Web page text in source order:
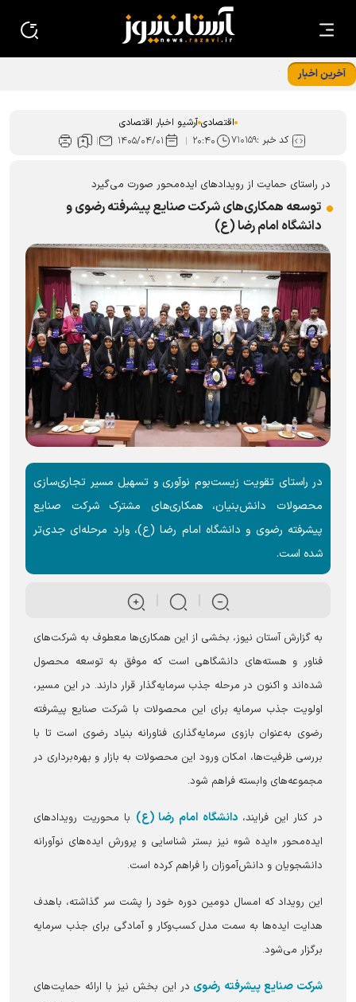
آخرین اخبار تجهیزات نوین خط تولید شرکت کمباین سازی ایران رونمایی شد
اقتصادی آرشیو اخبار اقتصادی
کد خبر :۷۱۰۱۵۹ ۲۰:۴۰ ۱۴۰۵/۰۴/۰۱
در راستای حمایت از رویداد‌های ایده‌محور صورت می‌گیرد
توسعه همکاری‌های شرکت صنایع پیشرفته رضوی و
دانشگاه امام رضا (ع)
در راستای تقویت زیست‌بوم نوآوری و تسهیل مسیر تجاری‌سازی
محصولات دانش‌بنیان، همکاری‌های مشترک شرکت صنایع
پیشرفته رضوی و دانشگاه امام رضا (ع)، وارد مرحله‌ای جدی‌تر
شده است.
به گزارش آستان نیوز، بخشی از این همکاری‌ها معطوف به شرکت‌های
فناور و هسته‌های دانشگاهی است که موفق به توسعه محصول
شده‌اند و اکنون در مرحله جذب سرمایه‌گذار قرار دارند. در این مسیر،
اولویت جذب سرمایه برای این محصولات با شرکت صنایع پیشرفته
رضوی به‌عنوان بازوی سرمایه‌گذاری فناورانه بنیاد رضوی است تا با
بررسی ظرفیت‌ها، امکان ورود این محصولات به بازار و بهره‌برداری در
مجموعه‌های وابسته فراهم شود.
در کنار این فرایند،دانشگاه امام رضا (ع) با محوریت رویداد‌های
ایده‌محور «ایده شو» نیز بستر شناسایی و پرورش ایده‌های نوآورانه
دانشجویان و دانش‌آموزان را فراهم کرده است.
این رویداد که امسال دومین دوره خود را پشت سر گذاشته، باهدف
هدایت ایده‌ها به سمت مدل کسب‌وکار و آمادگی برای جذب سرمایه
برگزار می‌شود.
شرکت صنایع پیشرفته رضوی در این بخش نیز با ارائه حمایت‌های